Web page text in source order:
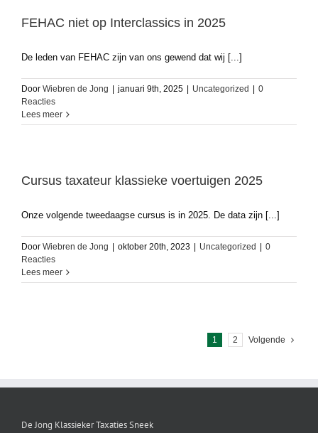
FEHAC niet op Interclassics in 2025
De leden van FEHAC zijn van ons gewend dat wij [...]
Door Wiebren de Jong | januari 9th, 2025 | Uncategorized | 0
Reacties
Lees meer
Cursus taxateur klassieke voertuigen 2025
Onze volgende tweedaagse cursus is in 2025. De data zijn [...]
Door Wiebren de Jong | oktober 20th, 2023 | Uncategorized | 0
Reacties
Lees meer
1 2 Volgende
De Jong Klassieker Taxaties Sneek